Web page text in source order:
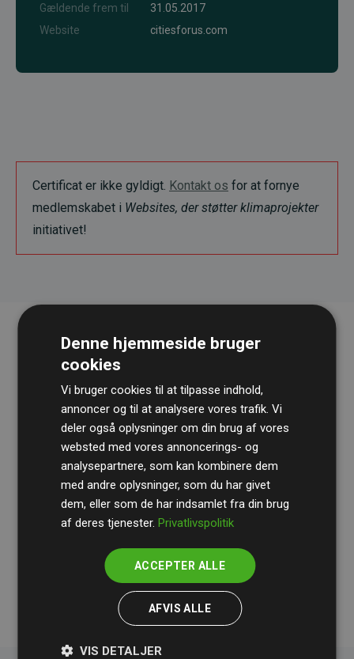
Gældende frem til
31.05.2017
Website
citiesforus.com
Certificat er ikke gyldigt. Kontakt os for at fornye
medlemskabet i Websites, der støtter klimaprojekter
initiativet!
RevisionshusetBDOgennemgår løbende vores
beregninger og metode for at sikre gennemsigtighed
og pålidelighed.
Deres revision dokumenterer, at vores investeringer i
medlemmernes websites estimerede CO₂-
Denne hjemmeside bruger
cookies
Vi bruger cookies til at tilpasse indhold,
annoncer og til at analysere vores trafik. Vi
deler også oplysninger om din brug af vores
websted med vores annoncerings- og
analysepartnere, som kan kombinere dem
med andre oplysninger, som du har givet
dem, eller som de har indsamlet fra din brug
af deres tjenester.Privatlivspolitik
ACCEPTER ALLE
AFVIS ALLE
VIS DETALJER